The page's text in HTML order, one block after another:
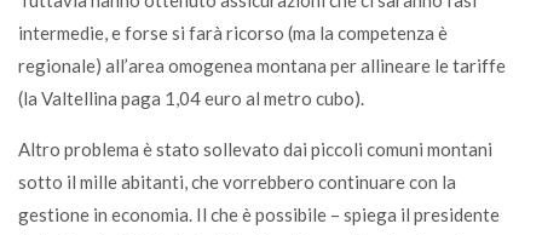
intermedie, e forse si farà ricorso (ma la competenza è
regionale) all’area omogenea montana per allineare le tariffe
(la Valtellina paga 1,04 euro al metro cubo).
Altro problema è stato sollevato dai piccoli comuni montani
sotto il mille abitanti, che vorrebbero continuare con la
gestione in economia. Il che è possibile – spiega il presidente